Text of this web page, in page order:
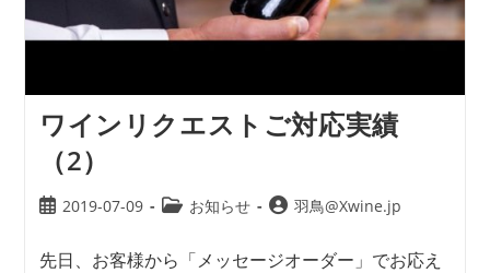
ワインリクエストご対応実績
（2）
2019-07-09 お知らせ 羽鳥@Xwine.jp
先日、お客様から「メッセージオーダー」でお応え